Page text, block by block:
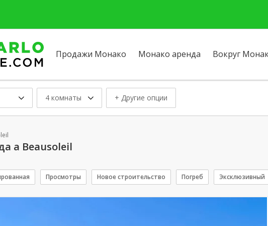
Продажи Монако Монако аренда Вокруг
4 комнаты + Другие опции
a Beausoleil
Просмотры Новое строительство Погреб Эксклюзивный